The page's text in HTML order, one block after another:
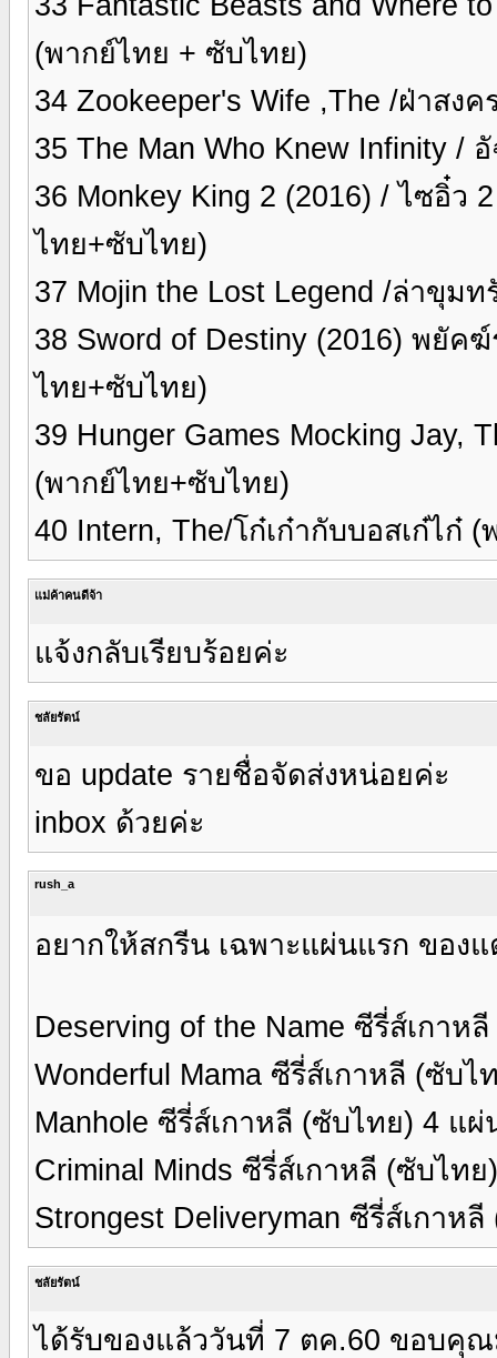
(พากย์ไทย + ซับไทย)
34 Zookeeper's Wife ,The /ฝ่าสง
35 The Man Who Knew Infinity /
36 Monkey King 2 (2016) / ไซอิ๋
ไทย+ซับไทย)
37 Mojin the Lost Legend /ล่าขุม
38 Sword of Destiny (2016) พยัค
ไทย+ซับไทย)
39 Hunger Games Mocking Jay,
(พากย์ไทย+ซับไทย)
40 Intern, The/โก๋เก๋ากับบอสเก๋ไก๋
แม่ค้าคนดีจ้า
แจ้งกลับเรียบร้อยค่ะ
ชลัยรัตน์
ขอ update รายชื่อจัดส่งหน่อยค่ะ
inbox ด้วยค่ะ
rush_a
อยากให้สกรีน เฉพาะแผ่นแรก ของ
Deserving of the Name ซีรี่ส์เกาห
Wonderful Mama ซีรี่ส์เกาหลี (ซับ
Manhole ซีรี่ส์เกาหลี (ซับไทย) 4 แผ่
Criminal Minds ซีรี่ส์เกาหลี (ซับไท
Strongest Deliveryman ซีรี่ส์เกาห
ชลัยรัตน์
ได้รับของแล้ววันที่ 7 ตค.60 ขอบคุ